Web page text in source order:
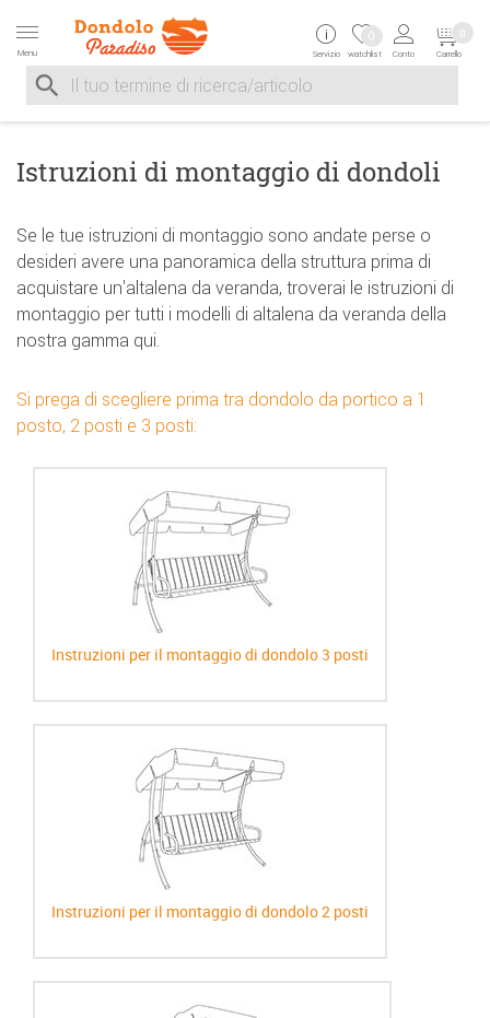
Zur Navigation springen Zum Inhalt springen
Menu
Suche nach
Suche im Shop, nach der Eingabe von 3 Buchstaben
Servizio watchlist
0
Conto Carrello
0
Istruzioni di montaggio di dondoli
Se le tue istruzioni di montaggio sono andate perse o
desideri avere una panoramica della struttura prima di
acquistare un'altalena da veranda, troverai le istruzioni di
montaggio per tutti i modelli di altalena da veranda della
nostra gamma qui.
Si prega di scegliere prima tra dondolo da portico a 1
posto, 2 posti e 3 posti:
Instruzioni per il montaggio di dondolo 3 posti
Instruzioni per il montaggio di dondolo 2 posti